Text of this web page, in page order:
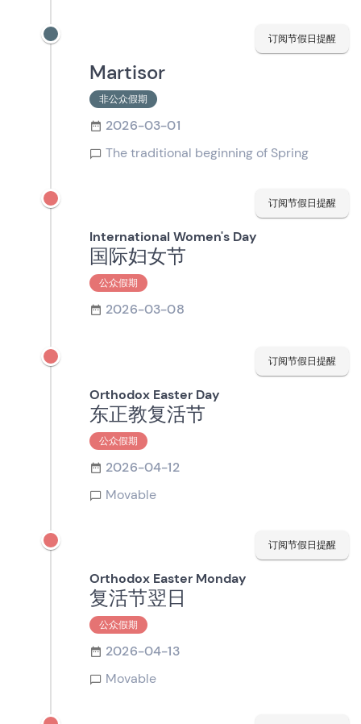
订阅节假日提醒
Martisor
非公众假期
2026-03-01
The traditional beginning of Spring
订阅节假日提醒
International Women's Day
国际妇女节
公众假期
2026-03-08
订阅节假日提醒
Orthodox Easter Day
东正教复活节
公众假期
2026-04-12
Movable
订阅节假日提醒
Orthodox Easter Monday
复活节翌日
公众假期
2026-04-13
Movable